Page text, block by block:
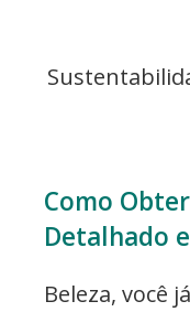
Como
Detalhado
Beleza, você